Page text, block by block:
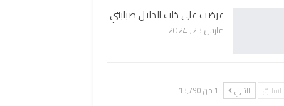
عرضت على ذات الدلال صبابتي
مارس 23, 2024
السابق التالي 1 من 13٬790